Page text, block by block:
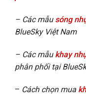
– Các mẫu sóng
BlueSky Việt Nam
– Các mẫu khay
phân phối tại
– Cách chọn mua